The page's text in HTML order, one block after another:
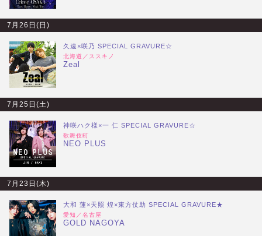
7月26日(日)
久遠×咲乃 SPECIAL GRAVURE☆
北海道／ススキノ
Zeal
7月25日(土)
神咲ハク様×一 仁 SPECIAL GRAVURE☆
歌舞伎町
NEO PLUS
7月23日(木)
大和 蓮×天照 煌×東方仗助 SPECIAL GRAVURE★
愛知／名古屋
GOLD NAGOYA